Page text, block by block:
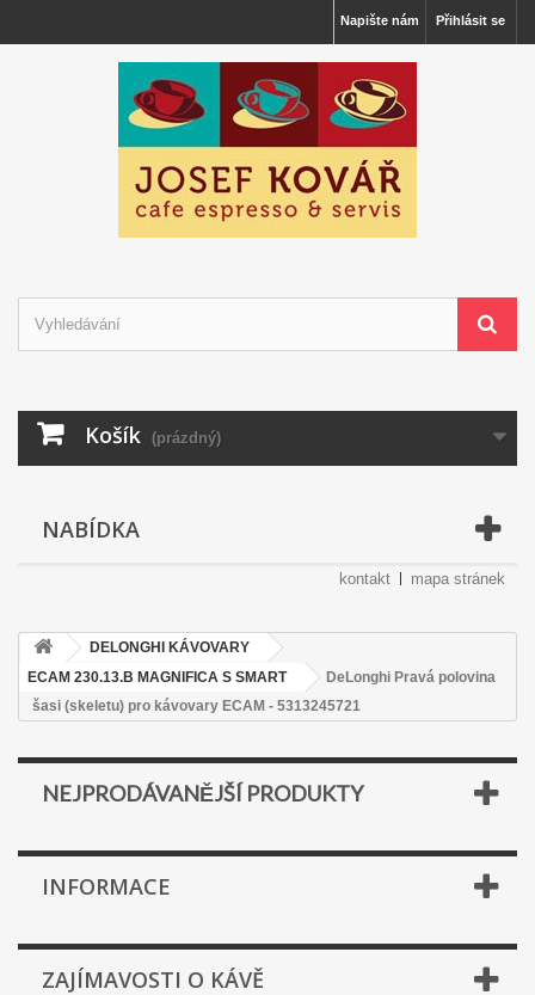
Přihlásit se
Napište nám
Košík (prázdný)
NABÍDKA
kontakt mapa stránek
DELONGHI KÁVOVARY
ECAM 230.13.B MAGNIFICA S SMART
DeLonghi Pravá polovina
šasi (skeletu) pro kávovary ECAM - 5313245721
NEJPRODÁVANĚJŠÍ PRODUKTY
INFORMACE
ZAJÍMAVOSTI O KÁVĚ